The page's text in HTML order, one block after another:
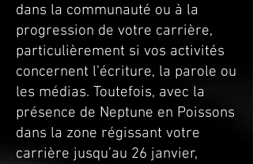
dans la communauté ou à la
progression de votre carrière,
particulièrement si vos activités
concernent l’écriture, la parole ou
les médias. Toutefois, avec la
présence de Neptune en Poissons
dans la zone régissant votre
carrière jusqu’au 26 janvier,